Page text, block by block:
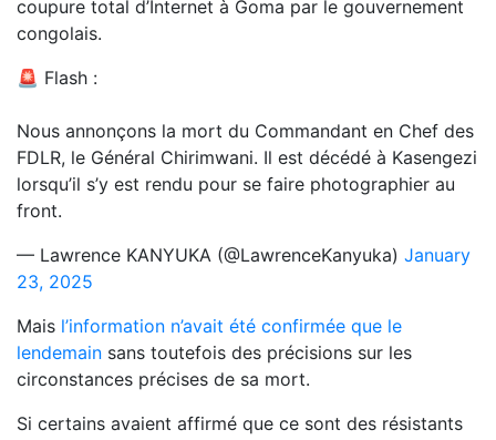
coupure total d’Internet à Goma par le gouvernement
congolais.
🚨 Flash :
Nous annonçons la mort du Commandant en Chef des
FDLR, le Général Chirimwani. Il est décédé à Kasengezi
lorsqu’il s’y est rendu pour se faire photographier au
front.
— Lawrence KANYUKA (@LawrenceKanyuka) January
23, 2025
Mais l’information n’avait été confirmée que le
lendemain sans toutefois des précisions sur les
circonstances précises de sa mort.
Si certains avaient affirmé que ce sont des résistants